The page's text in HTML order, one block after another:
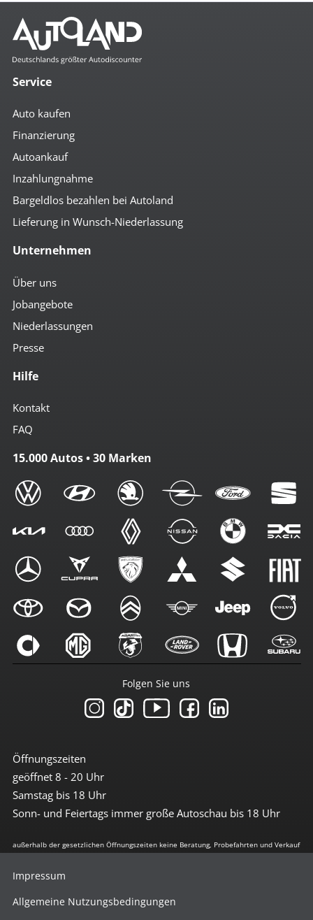
Service
Auto kaufen
Finanzierung
Autoankauf
Inzahlungnahme
Bargeldlos bezahlen bei Autoland
Lieferung in Wunsch-Niederlassung
Unternehmen
Über uns
Jobangebote
Niederlassungen
Presse
Hilfe
Kontakt
FAQ
15.000 Autos • 30 Marken
Öffnungszeiten
geöffnet 8 - 20 Uhr
Samstag bis 18 Uhr
Sonn- und Feiertags immer große Autoschau bis 18 Uhr
Folgen Sie uns
außerhalb der gesetzlichen Öffnungszeiten keine Beratung, Probefahrten und Verkauf
Impressum
Allgemeine Nutzungsbedingungen